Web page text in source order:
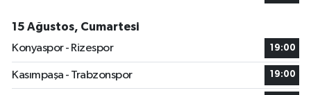
15 Ağustos, Cumartesi
Konyaspor - Rizespor
19:00
Kasımpaşa - Trabzonspor 19:00